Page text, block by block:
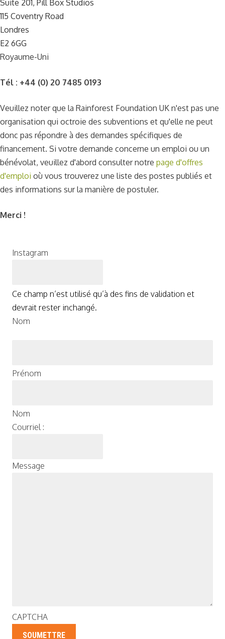
Suite 201, Pill Box Studios
115 Coventry Road
Londres
E2 6GG
Royaume-Uni
Tél : +44 (0) 20 7485 0193
Veuillez noter que la Rainforest Foundation UK n'est pas une
organisation qui octroie des subventions et qu'elle ne peut
donc pas répondre à des demandes spécifiques de
financement. Si votre demande concerne un emploi ou un
bénévolat, veuillez d'abord consulter notre page d'offres
d'emploi où vous trouverez une liste des postes publiés et
des informations sur la manière de postuler.
Merci !
Instagram
Ce champ n’est utilisé qu’à des fins de validation et
devrait rester inchangé.
Nom
Prénom
Nom
Courriel :
Message
CAPTCHA